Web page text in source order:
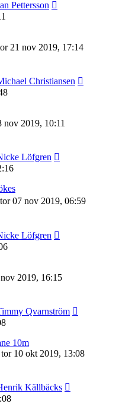
Pettersson
21 nov 2019, 17:14
Christiansen
nov 2019, 10:11
Löfgren
tor 07 nov 2019, 06:59
Löfgren
2019, 16:15
Qvarnström
10m
tor 10 okt 2019, 13:08
Källbäcks